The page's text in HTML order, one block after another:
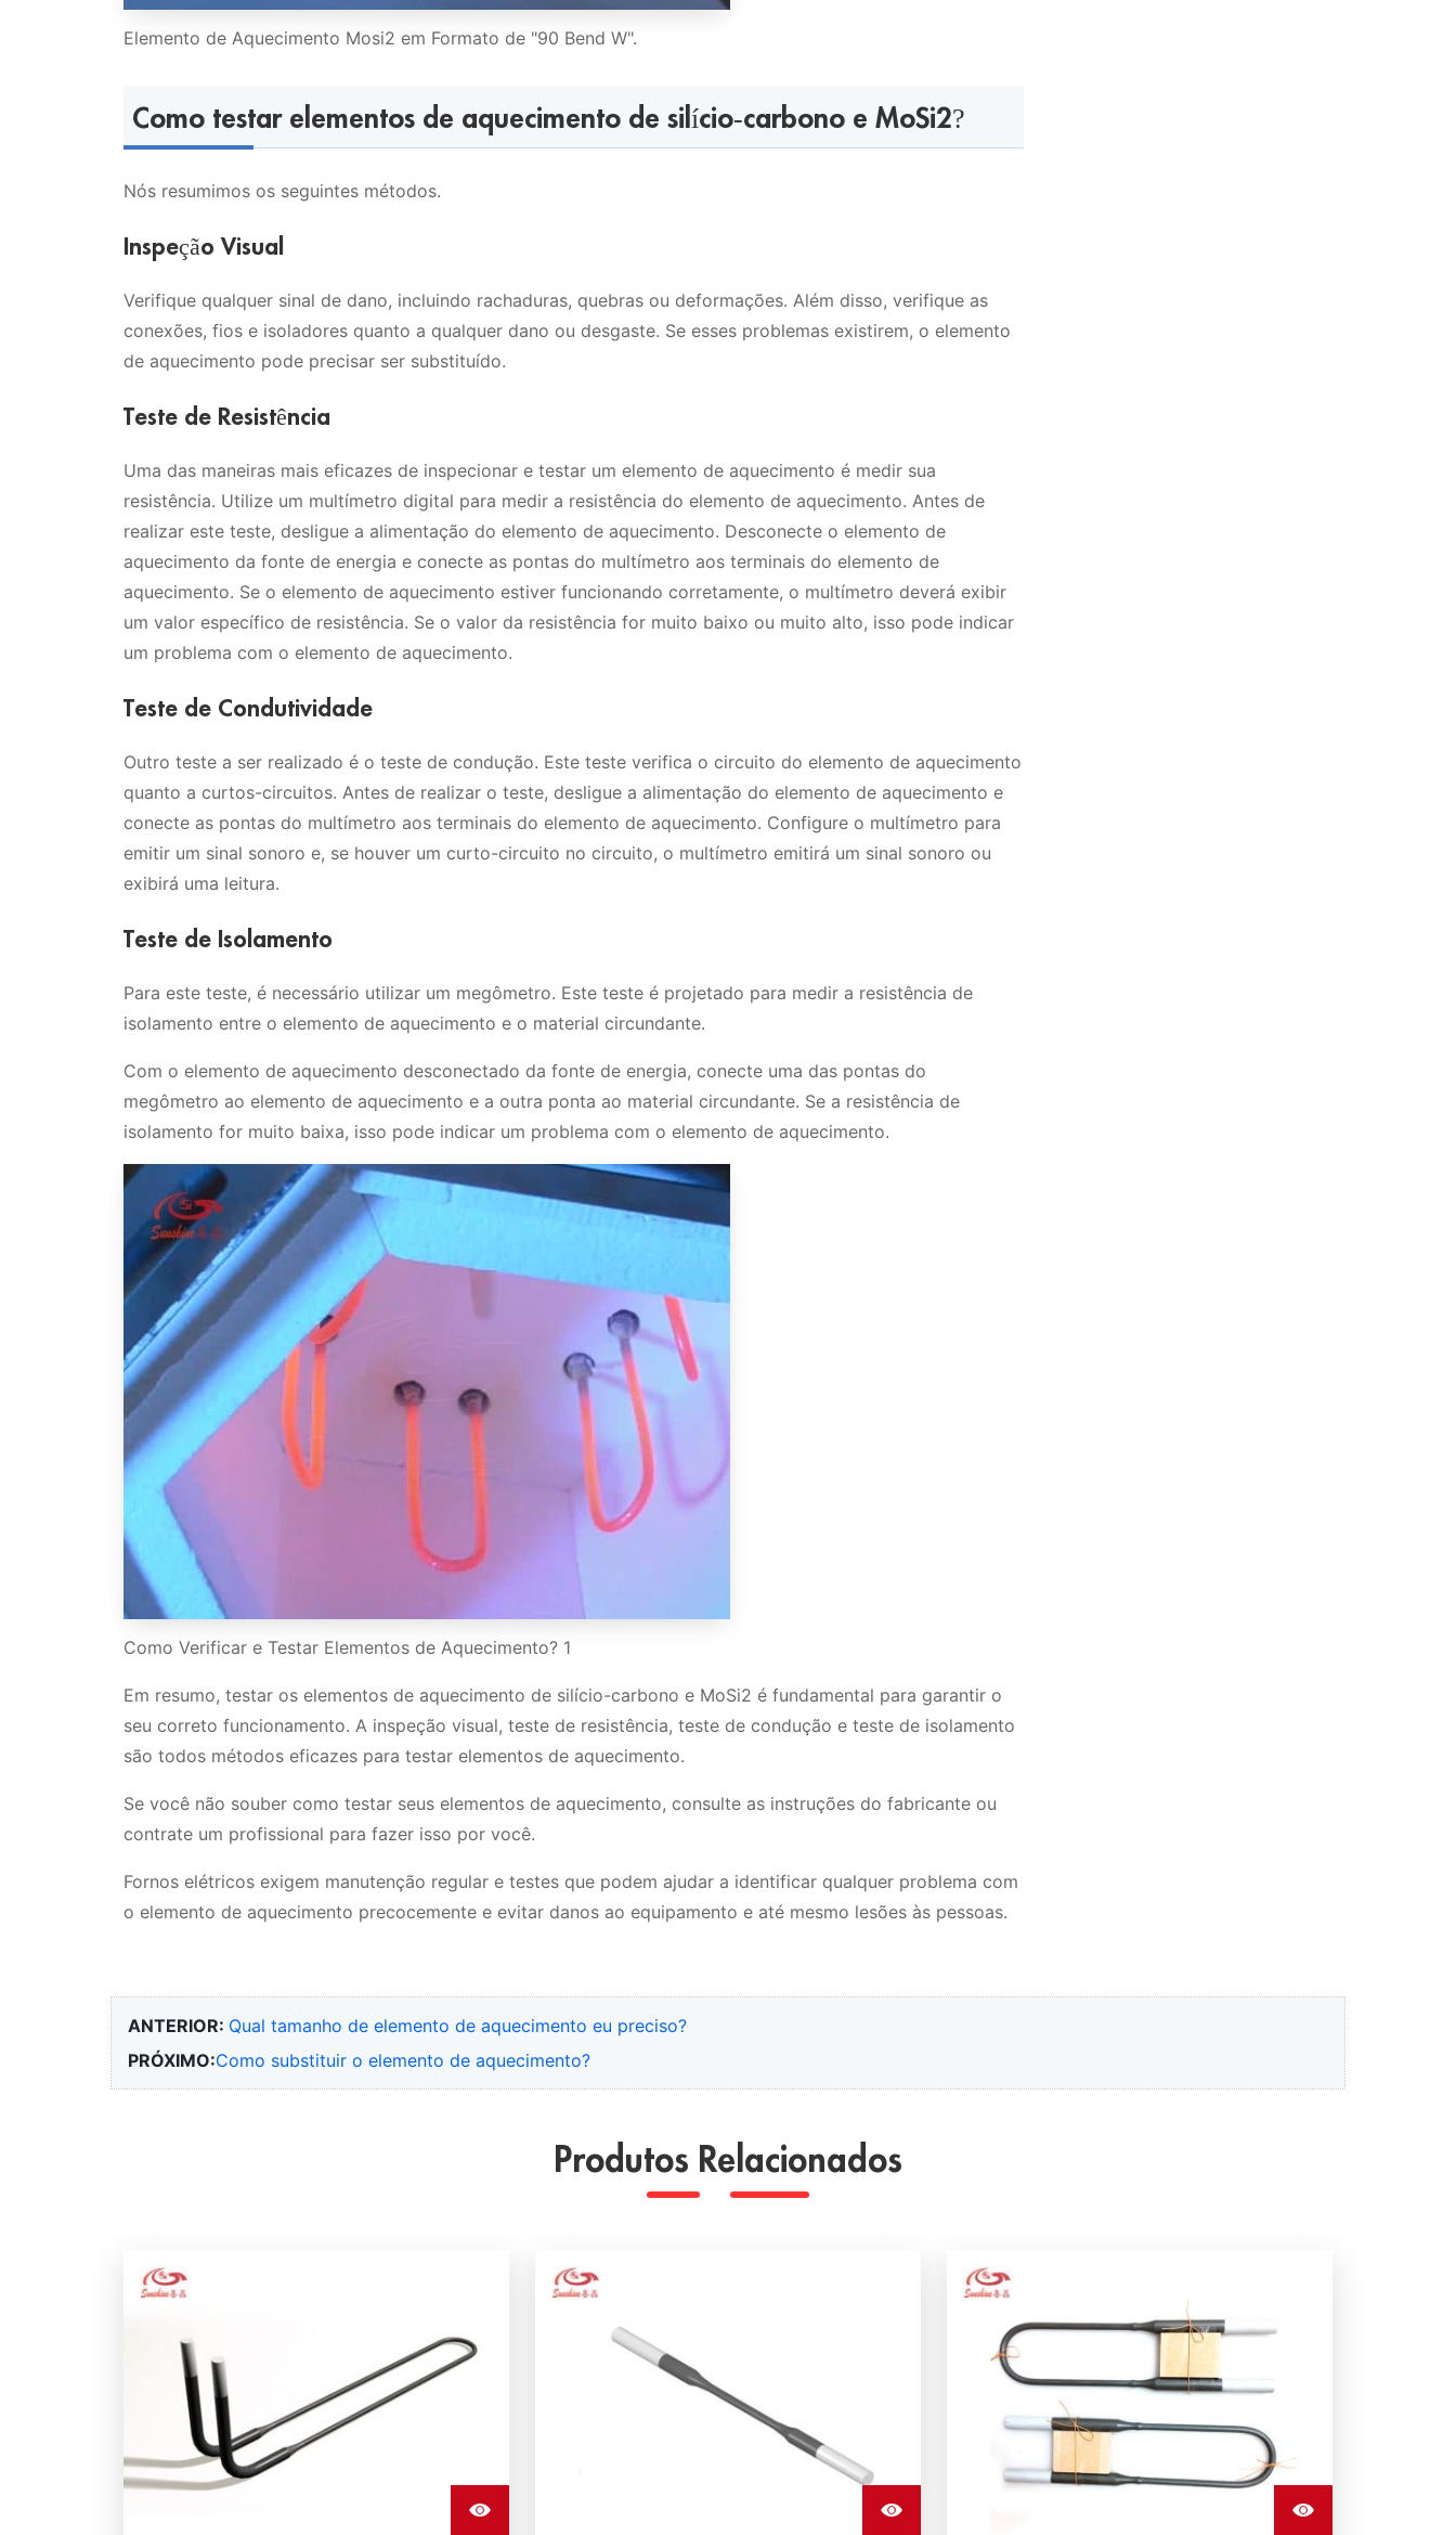
Elemento de Aquecimento Mosi2 em Formato de "90 Bend W".
Como testar elementos de aquecimento de silício-carbono e MoSi2?
Nós resumimos os seguintes métodos.
Inspeção Visual
Verifique qualquer sinal de dano, incluindo rachaduras, quebras ou deformações. Além disso, verifique as
conexões, fios e isoladores quanto a qualquer dano ou desgaste. Se esses problemas existirem, o elemento
de aquecimento pode precisar ser substituído.
Teste de Resistência
Uma das maneiras mais eficazes de inspecionar e testar um elemento de aquecimento é medir sua
resistência. Utilize um multímetro digital para medir a resistência do elemento de aquecimento. Antes de
realizar este teste, desligue a alimentação do elemento de aquecimento. Desconecte o elemento de
aquecimento da fonte de energia e conecte as pontas do multímetro aos terminais do elemento de
aquecimento. Se o elemento de aquecimento estiver funcionando corretamente, o multímetro deverá exibir
um valor específico de resistência. Se o valor da resistência for muito baixo ou muito alto, isso pode indicar
um problema com o elemento de aquecimento.
Teste de Condutividade
Outro teste a ser realizado é o teste de condução. Este teste verifica o circuito do elemento de aquecimento
quanto a curtos-circuitos. Antes de realizar o teste, desligue a alimentação do elemento de aquecimento e
conecte as pontas do multímetro aos terminais do elemento de aquecimento. Configure o multímetro para
emitir um sinal sonoro e, se houver um curto-circuito no circuito, o multímetro emitirá um sinal sonoro ou
exibirá uma leitura.
Teste de Isolamento
Para este teste, é necessário utilizar um megômetro. Este teste é projetado para medir a resistência de
isolamento entre o elemento de aquecimento e o material circundante.
Com o elemento de aquecimento desconectado da fonte de energia, conecte uma das pontas do
megômetro ao elemento de aquecimento e a outra ponta ao material circundante. Se a resistência de
isolamento for muito baixa, isso pode indicar um problema com o elemento de aquecimento.
Como Verificar e Testar Elementos de Aquecimento? 1
Em resumo, testar os elementos de aquecimento de silício-carbono e MoSi2 é fundamental para garantir o
seu correto funcionamento. A inspeção visual, teste de resistência, teste de condução e teste de isolamento
são todos métodos eficazes para testar elementos de aquecimento.
Se você não souber como testar seus elementos de aquecimento, consulte as instruções do fabricante ou
contrate um profissional para fazer isso por você.
Fornos elétricos exigem manutenção regular e testes que podem ajudar a identificar qualquer problema com
o elemento de aquecimento precocemente e evitar danos ao equipamento e até mesmo lesões às pessoas.
ANTERIOR: Qual tamanho de elemento de aquecimento eu preciso?
PRÓXIMO:Como substituir o elemento de aquecimento?
Produtos Relacionados